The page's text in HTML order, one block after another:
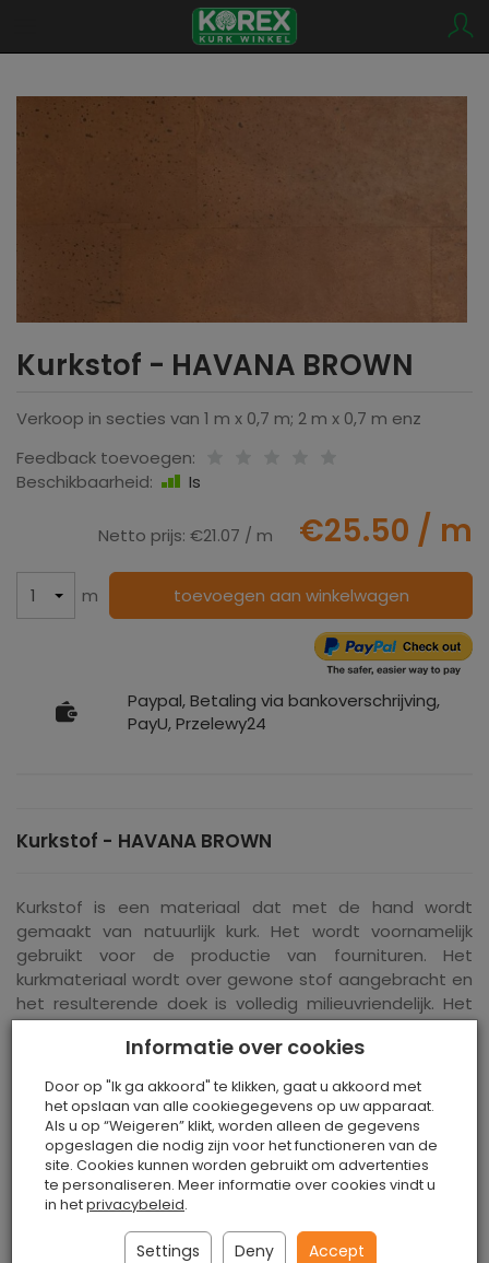
Kurkstof - HAVANA BROWN
Verkoop in secties van 1 m x 0,7 m; 2 m x 0,7 m enz
Feedback toevoegen:
Beschikbaarheid:
Is
Netto prijs: €21.07 / m €25.50 / m
m toevoegen aan winkelwagen
Paypal, Betaling via bankoverschrijving,
PayU, Przelewy24
Kurkstof - HAVANA BROWN
Kurkstof is een materiaal dat met de hand wordt
gemaakt van natuurlijk kurk. Het wordt voornamelijk
gebruikt voor de productie van fournituren. Het
kurkmateriaal wordt over gewone stof aangebracht en
het resulterende doek is volledig milieuvriendelijk. Het
lijkt qua eigenschappen op natuurlijk leer.
het gebruik van chemicaliën wordt geproduceerd. Alle
patronen zijn origineel en hebben een uniek ontwerp. De
grondstof wordt gekenmerkt door zijn sterkte en
extreme duurzaamheid, waardoor het gemakkelijk vorm
te geven is. Kan gemakkelijk op elke thuismachine
worden genaaid. Het is flexibel en gemakkelijk te snijden
zonder te rafelen.
Informatie over cookies
Door op "Ik ga akkoord" te klikken, gaat u akkoord met
het opslaan van alle cookiegegevens op uw apparaat.
Als u op “Weigeren” klikt, worden alleen de gegevens
opgeslagen die nodig zijn voor het functioneren van de
site. Cookies kunnen worden gebruikt om advertenties
te personaliseren. Meer informatie over cookies vindt u
in hetprivacybeleid.
Settings Deny Accept